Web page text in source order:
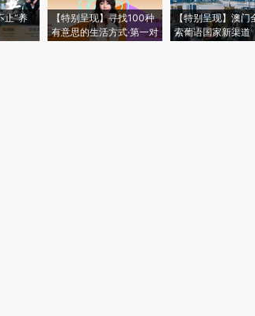
止“养
【特别呈现】寻找100种
有意思的生活方式·第一对
【特别呈现】澳门
索葡语国家新渠道